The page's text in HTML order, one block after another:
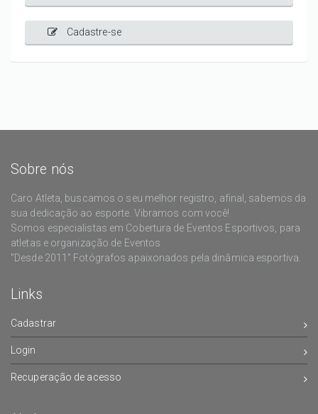
Cadastre-se
Sobre nós
Caro Atleta, buscamos o seu melhor registro, afinal, sabemos da
sua dedicação ao esporte. Vibramos com você!
Somos especialistas em Cobertura de Eventos Esportivos, para
atletas e organização de Eventos
"Desde 2011" Fotógrafos apaixonados pela dinâmica esportiva.
Links
Cadastrar
Login
Recuperação de acesso